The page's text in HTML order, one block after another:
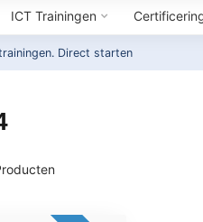
ICT Trainingen
Direct starten